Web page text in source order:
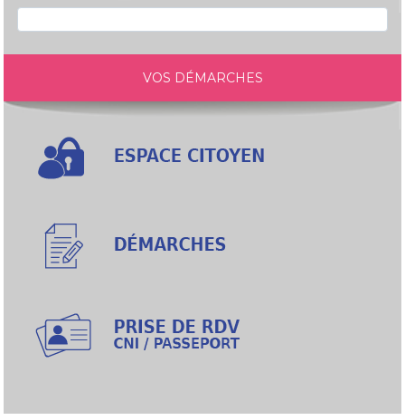
VOS DÉMARCHES